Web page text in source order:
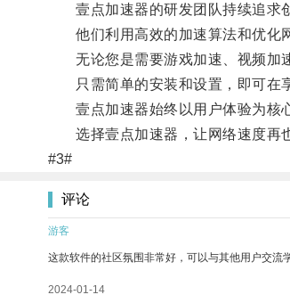
壹点加速器的研发团队持续追求创
他们利用高效的加速算法和优化网
无论您是需要游戏加速、视频加速
只需简单的安装和设置，即可在享
壹点加速器始终以用户体验为核心
选择壹点加速器，让网络速度再也
#3#
评论
游客
这款软件的社区氛围非常好，可以与其他用户交流
2024-01-14